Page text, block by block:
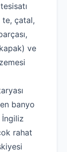
te, çatal,
ve
banyo
İngiliz
rahat